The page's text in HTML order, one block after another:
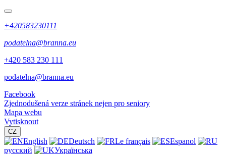
+420583230111
podatelna@branna.eu
+420 583 230 111
podatelna@branna.eu
Facebook
Zjednodušená verze stránek nejen pro seniory
Mapa webu
Vytisknout
CZ
English Deutsch Le français
Espanol
русский
Українська